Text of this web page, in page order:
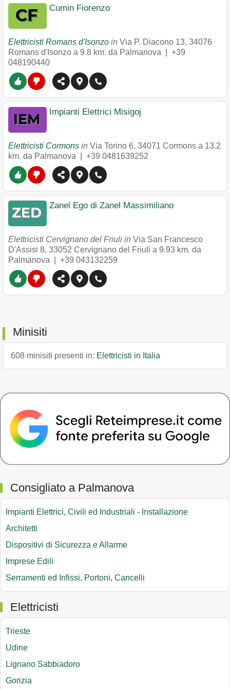
Cumin Fiorenzo
Elettricisti Romans d'Isonzo in Via P. Diacono 13, 34076
Romans d'Isonzo a 9.8 km. da Palmanova | +39
048190440
Impianti Elettrici Misigoj
Elettricisti Cormons in Via Torino 6, 34071 Cormons a 13.2
km. da Palmanova | +39 0481639252
Zanel Ego di Zanel Massimiliano
Elettricisti Cervignano del Friuli in Via San Francesco
D'Assisi 8, 33052 Cervignano del Friuli a 9.93 km. da
Palmanova | +39 043132259
Minisiti
608 minisiti presenti in: Elettricisti in Italia
Consigliato a Palmanova
Impianti Elettrici, Civili ed Industriali - Installazione
Architetti
Dispositivi di Sicurezza e Allarme
Imprese Edili
Serramenti ed Infissi, Portoni, Cancelli
Elettricisti
Trieste
Udine
Lignano Sabbiadoro
Gorizia